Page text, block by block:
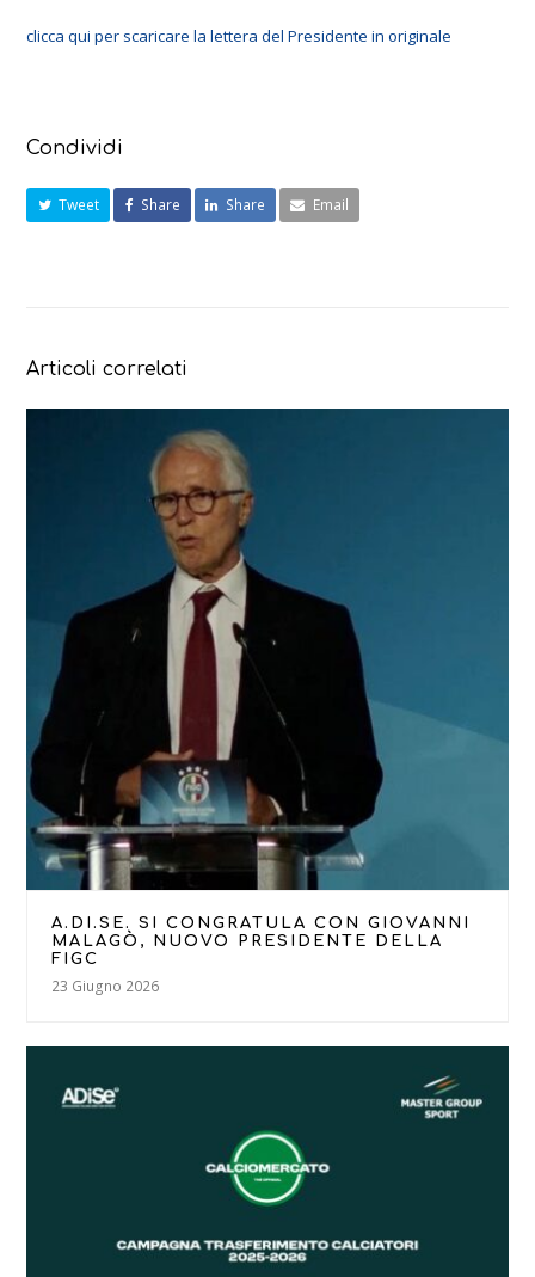
clicca qui per scaricare la lettera del Presidente in originale
Condividi
Tweet Share Share Email
Articoli correlati
A.DI.SE. SI CONGRATULA CON GIOVANNI
MALAGÒ, NUOVO PRESIDENTE DELLA
FIGC
23 Giugno 2026